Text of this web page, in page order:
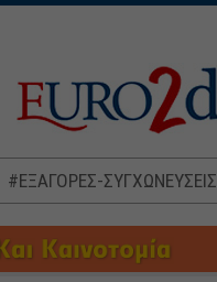
#ΕΞΑΓΟΡΕΣ-ΣΥΓΧΩΝΕΥΣΕΙΣ